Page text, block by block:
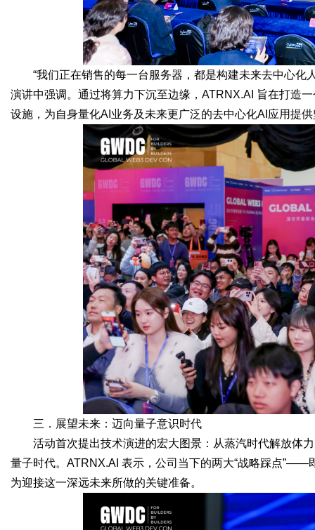
“我们正在销售的每一台服务器，都是构建未来去中心
演讲中强调。通过将算力下沉至边缘，ATRNX.AI 旨在打造
设施，为自身量化AI业务及未来更广泛的去中心化AI应用提
三．展望未来：迈向量子意识时代
活动首次提出技术演进的宏大图景：从蒸汽时代解放体
量子时代。ATRNX.AI 表示，公司当下的两大“战略踩点
为迎接这一深远未来所做的关键准备。